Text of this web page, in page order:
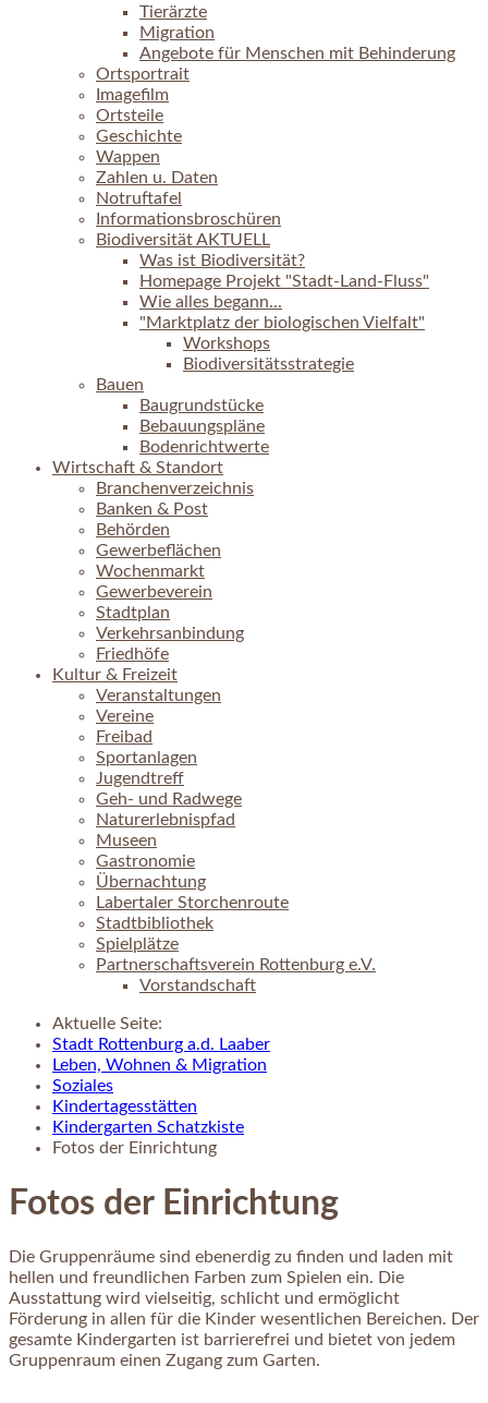
Tierärzte
Migration
Angebote für Menschen mit Behinderung
Ortsportrait
Imagefilm
Ortsteile
Geschichte
Wappen
Zahlen u. Daten
Notruftafel
Informationsbroschüren
Biodiversität AKTUELL
Was ist Biodiversität?
Homepage Projekt "Stadt-Land-Fluss"
Wie alles begann...
"Marktplatz der biologischen Vielfalt"
Workshops
Biodiversitätsstrategie
Bauen
Baugrundstücke
Bebauungspläne
Bodenrichtwerte
Wirtschaft & Standort
Branchenverzeichnis
Banken & Post
Behörden
Gewerbeflächen
Wochenmarkt
Gewerbeverein
Stadtplan
Verkehrsanbindung
Friedhöfe
Kultur & Freizeit
Veranstaltungen
Vereine
Freibad
Sportanlagen
Jugendtreff
Geh- und Radwege
Naturerlebnispfad
Museen
Gastronomie
Übernachtung
Labertaler Storchenroute
Stadtbibliothek
Spielplätze
Partnerschaftsverein Rottenburg e.V.
Vorstandschaft
Aktuelle Seite:
Stadt Rottenburg a.d. Laaber
Leben, Wohnen & Migration
Soziales
Kindertagesstätten
Kindergarten Schatzkiste
Fotos der Einrichtung
Fotos der Einrichtung
Die Gruppenräume sind ebenerdig zu finden und laden mit
hellen und freundlichen Farben zum Spielen ein. Die
Ausstattung wird vielseitig, schlicht und ermöglicht
Förderung in allen für die Kinder wesentlichen Bereichen. Der
gesamte Kindergarten ist barrierefrei und bietet von jedem
Gruppenraum einen Zugang zum Garten.